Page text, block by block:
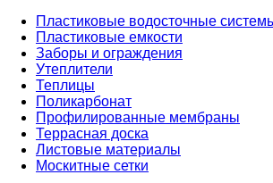
Пластиковые водосточные
Пластиковые емкости
Заборы и ограждения
Утеплители
Теплицы
Поликарбонат
Профилированные мембраны
Террасная доска
Листовые материалы
Москитные сетки